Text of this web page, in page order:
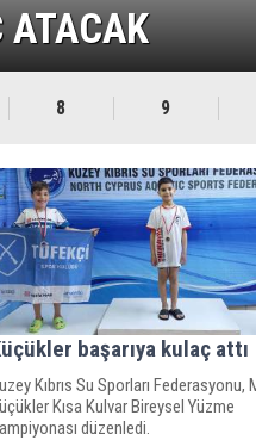
ATACAK
8 9
başarıya kulaç attı
Kıbrıs Su Sporları Federasyonu,
Kısa Kulvar Bireysel Yüzme
düzenledi.